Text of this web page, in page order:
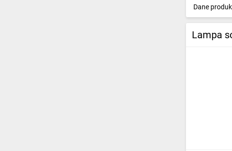
Dane
Lampa